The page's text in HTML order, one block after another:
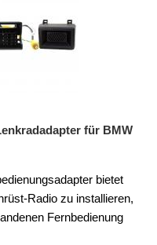
für BMW
bietet
Radio zu installieren,
Fernbedienung